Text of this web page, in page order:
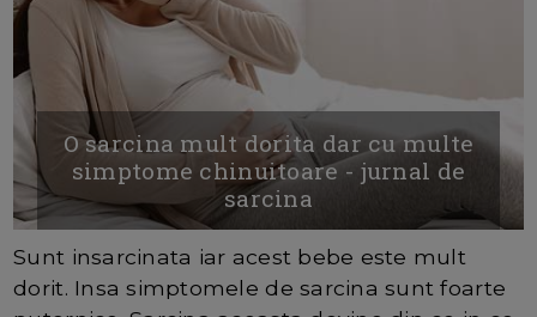
O sarcina mult dorita dar cu multe
simptome chinuitoare - jurnal de
sarcina
Sunt insarcinata iar acest bebe este mult
dorit. Insa simptomele de sarcina sunt foarte